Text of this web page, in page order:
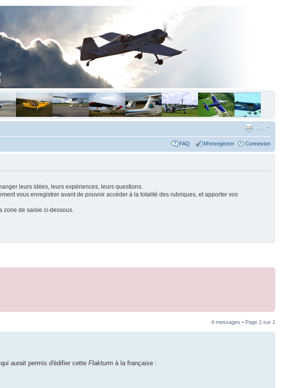
FAQ M'enregistrer Connexion
leurs idées, leurs expériences, leurs questions.
vous enregistrer avant de pouvoir accéder à la totalité des rubriques, et apporter vos
zone de saisie ci-dessous.
4 messages • Page 1 sur 1
aurait permis d'édifier cetteFlakturm à la française :